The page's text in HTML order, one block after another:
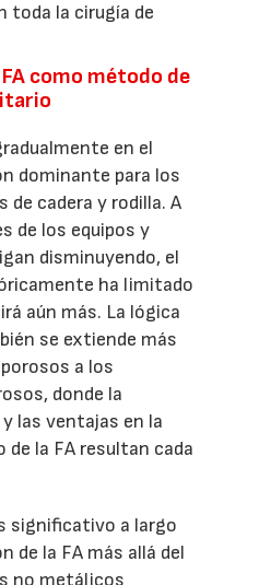
toda la cirugía de
como método de
en el
dominante para los
cadera y rodilla. A
de los equipos y
disminuyendo, el
ha limitado
aún más. La lógica
se extiende más
a los
donde la
las ventajas en la
la FA resultan cada
significativo a largo
de la FA más allá del
no metálicos